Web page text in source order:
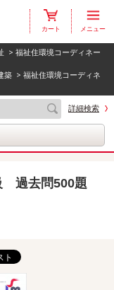
カート メニュー
> 福祉住環境コーディネー
築 > 福祉住環境コーディネ
詳細検索
過去問500題